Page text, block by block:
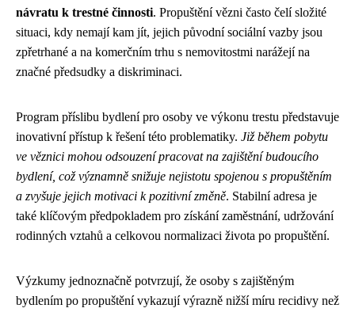
návratu k trestné činnosti. Propuštění vězni často čelí složité
situaci, kdy nemají kam jít, jejich původní sociální vazby jsou
zpřetrhané a na komerčním trhu s nemovitostmi narážejí na
značné předsudky a diskriminaci.
Program příslibu bydlení pro osoby ve výkonu trestu představuje
inovativní přístup k řešení této problematiky. Již během pobytu
ve věznici mohou odsouzení pracovat na zajištění budoucího
bydlení, což významně snižuje nejistotu spojenou s propuštěním
a zvyšuje jejich motivaci k pozitivní změně. Stabilní adresa je
také klíčovým předpokladem pro získání zaměstnání, udržování
rodinných vztahů a celkovou normalizaci života po propuštění.
Výzkumy jednoznačně potvrzují, že osoby s zajištěným
bydlením po propuštění vykazují výrazně nižší míru recidivy než